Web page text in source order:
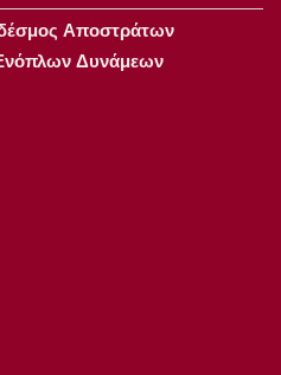
Αποστράτων
Δυνάμεων